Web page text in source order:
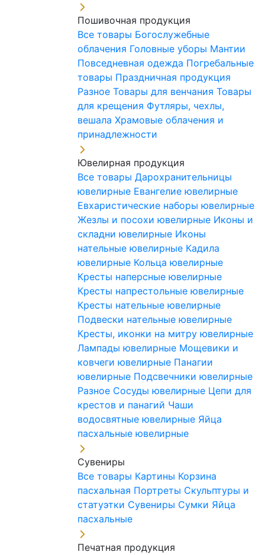
Пошивочная продукция
Все товары Богослужебные
облачения Головные уборы Мантии
Повседневная одежда Погребальные
товары Праздничная продукция
Разное Товары для венчания Товары
для крещения Футляры, чехлы,
вешала Храмовые облачения и
принадлежности
Ювелирная продукция
Все товары Дарохранительницы
ювелирные Евангелие ювелирные
Евхаристические наборы ювелирные
Жезлы и посохи ювелирные Иконы и
складни ювелирные Иконы
нательные ювелирные Кадила
ювелирные Кольца ювелирные
Кресты наперсные ювелирные
Кресты напрестольные ювелирные
Кресты нательные ювелирные
Подвески нательные ювелирные
Кресты, иконки на митру ювелирные
Лампады ювелирные Мощевики и
ковчеги ювелирные Панагии
ювелирные Подсвечники ювелирные
Разное Сосуды ювелирные Цепи для
крестов и панагий Чаши
водосвятные ювелирные Яйца
пасхальные ювелирные
Сувениры
Все товары Картины Корзина
пасхальная Портреты Скульптуры и
статуэтки Сувениры Сумки Яйца
пасхальные
Печатная продукция